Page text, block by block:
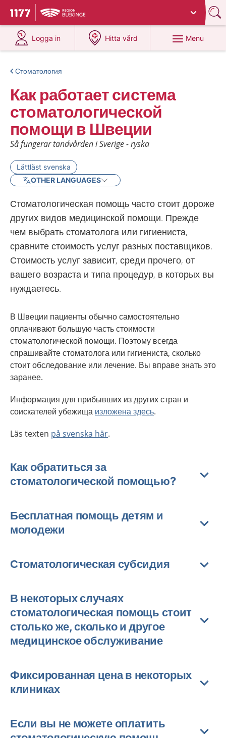
To start page for 1177
Du har valt region
Logga in
at 1177.se
Hitta vård
at 1177.se
Menu
Стоматология
Как работает система
стоматологической
помощи в Швеции
Så fungerar tandvården i Sverige - ryska
Lättläst svenska
OTHER LANGUAGES
Стоматологическая помощь часто стоит дороже
других видов медицинской помощи. Прежде
чем выбрать стоматолога или гигиениста,
сравните стоимость услуг разных поставщиков.
Стоимость услуг зависит, среди прочего, от
вашего возраста и типа процедур, в которых вы
нуждаетесь.
В Швеции пациенты обычно самостоятельно
оплачивают большую часть стоимости
стоматологической помощи. Поэтому всегда
спрашивайте стоматолога или гигиениста, сколько
стоит обследование или лечение. Вы вправе знать это
заранее.
Информация для прибывших из других стран и
соискателей убежища изложена здесь.
Läs texten på svenska här.
Как обратиться за
стоматологической помощью?
Бесплатная помощь детям и
молодежи
Стоматологическая субсидия
В некоторых случаях
стоматологическая помощь стоит
столько же, сколько и другое
медицинское обслуживание
Фиксированная цена в некоторых
клиниках
Если вы не можете оплатить